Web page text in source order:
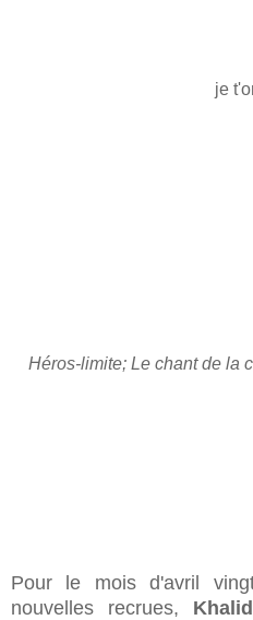
je
Héros-limite; Le chant de la
Pour le mois d'avril
nouvelles recrues,